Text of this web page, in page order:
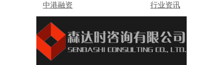
中港融资 行业资讯